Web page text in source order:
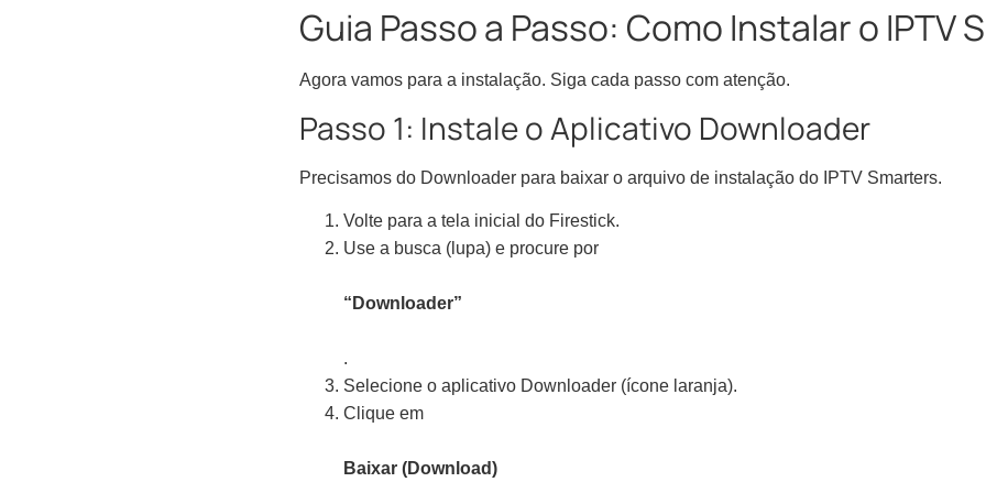
Guia Passo a Passo: Como Instalar o IPTV
Agora vamos para a instalação. Siga cada passo com atenção.
Passo 1: Instale o Aplicativo Downloader
Precisamos do Downloader para baixar o arquivo de instalação do IPTV Smarters.
Volte para a tela inicial do Firestick.
Use a busca (lupa) e procure por
“Downloader”
.
Selecione o aplicativo Downloader (ícone laranja).
Clique em
Baixar (Download)